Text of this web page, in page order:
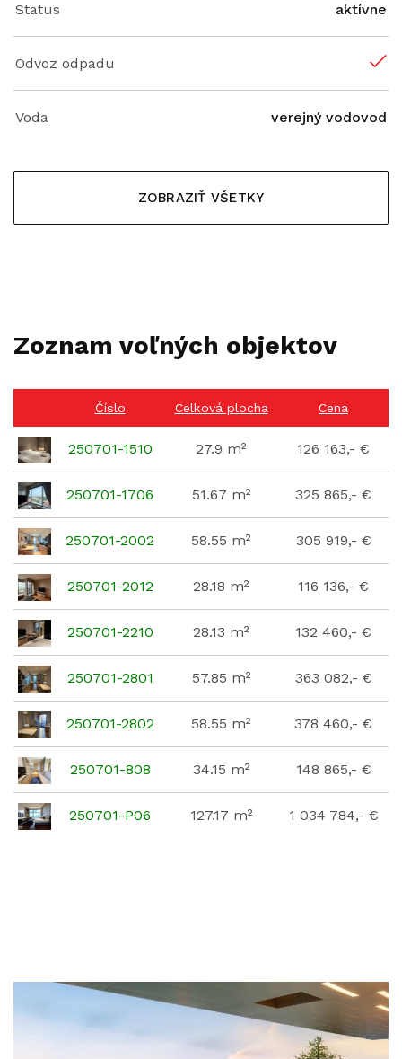
Status aktívne
Odvoz odpadu
Voda verejný vodovod
ZOBRAZIŤ VŠETKY
Zoznam voľných objektov
Číslo Celková plocha Cena
250701-1510 27.9 m² 126 163,- €
250701-1706 51.67 m² 325 865,- €
250701-2002 58.55 m² 305 919,- €
250701-2012 28.18 m² 116 136,- €
250701-2210 28.13 m² 132 460,- €
250701-2801 57.85 m² 363 082,- €
250701-2802 58.55 m² 378 460,- €
250701-808 34.15 m² 148 865,- €
250701-P06 127.17 m² 1 034 784,- €